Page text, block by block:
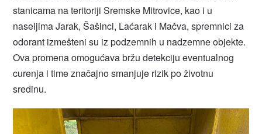
stanicama na teritoriji Sremske Mitrovice, kao i u
naseljima Jarak, Šašinci, Laćarak i Mačva, spremnici za
odorant izmešteni su iz podzemnih u nadzemne objekte.
Ova promena omogućava bržu detekciju eventualnog
curenja i time značajno smanjuje rizik po životnu
sredinu.